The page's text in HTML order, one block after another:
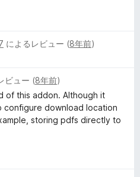
によるレビュー (8年前)
ビュー (8年前)
of this addon. Although it
download location
storing pdfs directly to